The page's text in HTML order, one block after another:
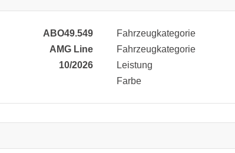
ABO49.549
AMG Line
10/2026
Fahrzeugkategorie
Fahrzeugkategorie
Leistung
Farbe